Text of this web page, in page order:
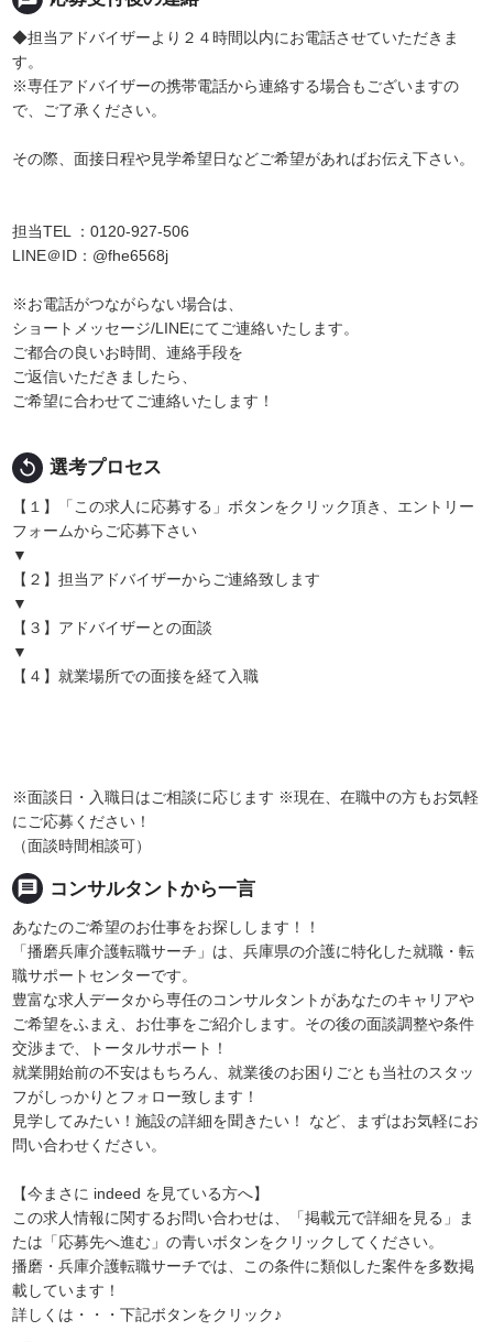
◆担当アドバイザーより２４時間以内にお電話させていただきま
す。
※専任アドバイザーの携帯電話から連絡する場合もございますの
で、ご了承ください。
その際、面接日程や見学希望日などご希望があればお伝え下さい。
担当TEL ：0120-927-506
LINE＠ID：@fhe6568j
※お電話がつながらない場合は、
ショートメッセージ/LINEにてご連絡いたします。
ご都合の良いお時間、連絡手段を
ご返信いただきましたら、
ご希望に合わせてご連絡いたします！
replay 選考プロセス
【１】「この求人に応募する」ボタンをクリック頂き、エントリー
フォームからご応募下さい
▼
【２】担当アドバイザーからご連絡致します
▼
【３】アドバイザーとの面談
▼
【４】就業場所での面接を経て入職
※面談日・入職日はご相談に応じます ※現在、在職中の方もお気軽
にご応募ください！
（面談時間相談可）
message コンサルタントから一言
あなたのご希望のお仕事をお探しします！！
「播磨兵庫介護転職サーチ」は、兵庫県の介護に特化した就職・転
職サポートセンターです。
豊富な求人データから専任のコンサルタントがあなたのキャリアや
ご希望をふまえ、お仕事をご紹介します。その後の面談調整や条件
交渉まで、トータルサポート！
就業開始前の不安はもちろん、就業後のお困りごとも当社のスタッ
フがしっかりとフォロー致します！
見学してみたい！施設の詳細を聞きたい！ など、まずはお気軽にお
問い合わせください。
【今まさに indeed を見ている方へ】
この求人情報に関するお問い合わせは、「掲載元で詳細を見る」ま
たは「応募先へ進む」の青いボタンをクリックしてください。
播磨・兵庫介護転職サーチでは、この条件に類似した案件を多数掲
載しています！
詳しくは・・・下記ボタンをクリック♪